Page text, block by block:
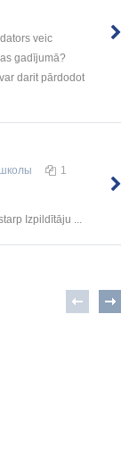
veic
gadījumā?
darit pārdodot
1
Izpildītāju ...